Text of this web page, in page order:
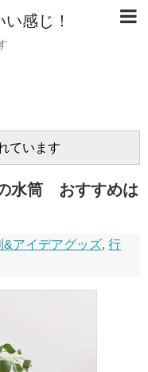
感じ！
ています
水筒 おすすめは
&アイデアグッズ,行